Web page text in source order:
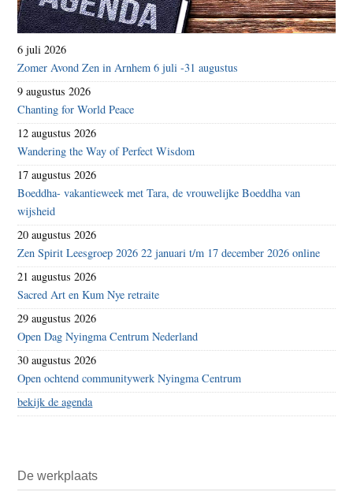
6 juli 2026
Zomer Avond Zen in Arnhem 6 juli -31 augustus
9 augustus 2026
Chanting for World Peace
12 augustus 2026
Wandering the Way of Perfect Wisdom
17 augustus 2026
Boeddha- vakantieweek met Tara, de vrouwelijke Boeddha van
wijsheid
20 augustus 2026
Zen Spirit Leesgroep 2026 22 januari t/m 17 december 2026 online
21 augustus 2026
Sacred Art en Kum Nye retraite
29 augustus 2026
Open Dag Nyingma Centrum Nederland
30 augustus 2026
Open ochtend communitywerk Nyingma Centrum
bekijk de agenda
De werkplaats